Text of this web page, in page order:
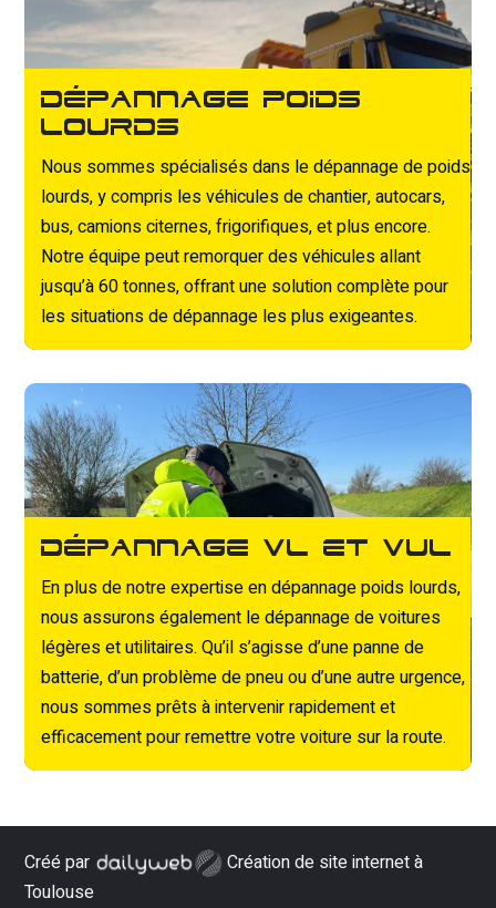
Dépannage poids
lourds
Nous sommes spécialisés dans le dépannage de poids
lourds, y compris les véhicules de chantier, autocars,
bus, camions citernes, frigorifiques, et plus encore.
Notre équipe peut remorquer des véhicules allant
jusqu’à 60 tonnes, offrant une solution complète pour
les situations de dépannage les plus exigeantes.
Dépannage VL et VUL
En plus de notre expertise en dépannage poids lourds,
nous assurons également le dépannage de voitures
légères et utilitaires. Qu’il s’agisse d’une panne de
batterie, d’un problème de pneu ou d’une autre urgence,
nous sommes prêts à intervenir rapidement et
efficacement pour remettre votre voiture sur la route.
Créé par
Création de site internet à
Toulouse